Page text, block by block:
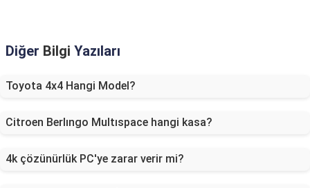
Diğer Bilgi Yazıları
Toyota 4x4 Hangi Model?
Citroen Berlıngo Multıspace hangi kasa?
4k çözünürlük PC'ye zarar verir mi?